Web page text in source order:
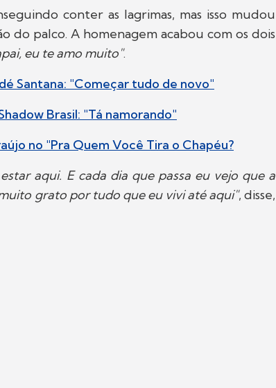
conter as lagrimas, mas isso mudou
do palco. A homenagem acabou com os dois
eu te amo muito".
Santana: "Começar tudo de novo"
Brasil: "Tá namorando"
no "Pra Quem Você Tira o Chapéu?
aqui. E cada dia que passa eu vejo que a
grato por tudo que eu vivi até aqui", disse,